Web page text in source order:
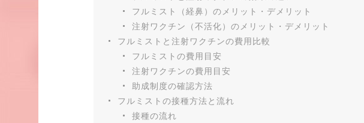
フルミスト（経鼻）のメリット・デメリット
注射ワクチン（不活化）のメリット・デメリット
フルミストと注射ワクチンの費用比較
フルミストの費用目安
注射ワクチンの費用目安
助成制度の確認方法
フルミストの接種方法と流れ
接種の流れ